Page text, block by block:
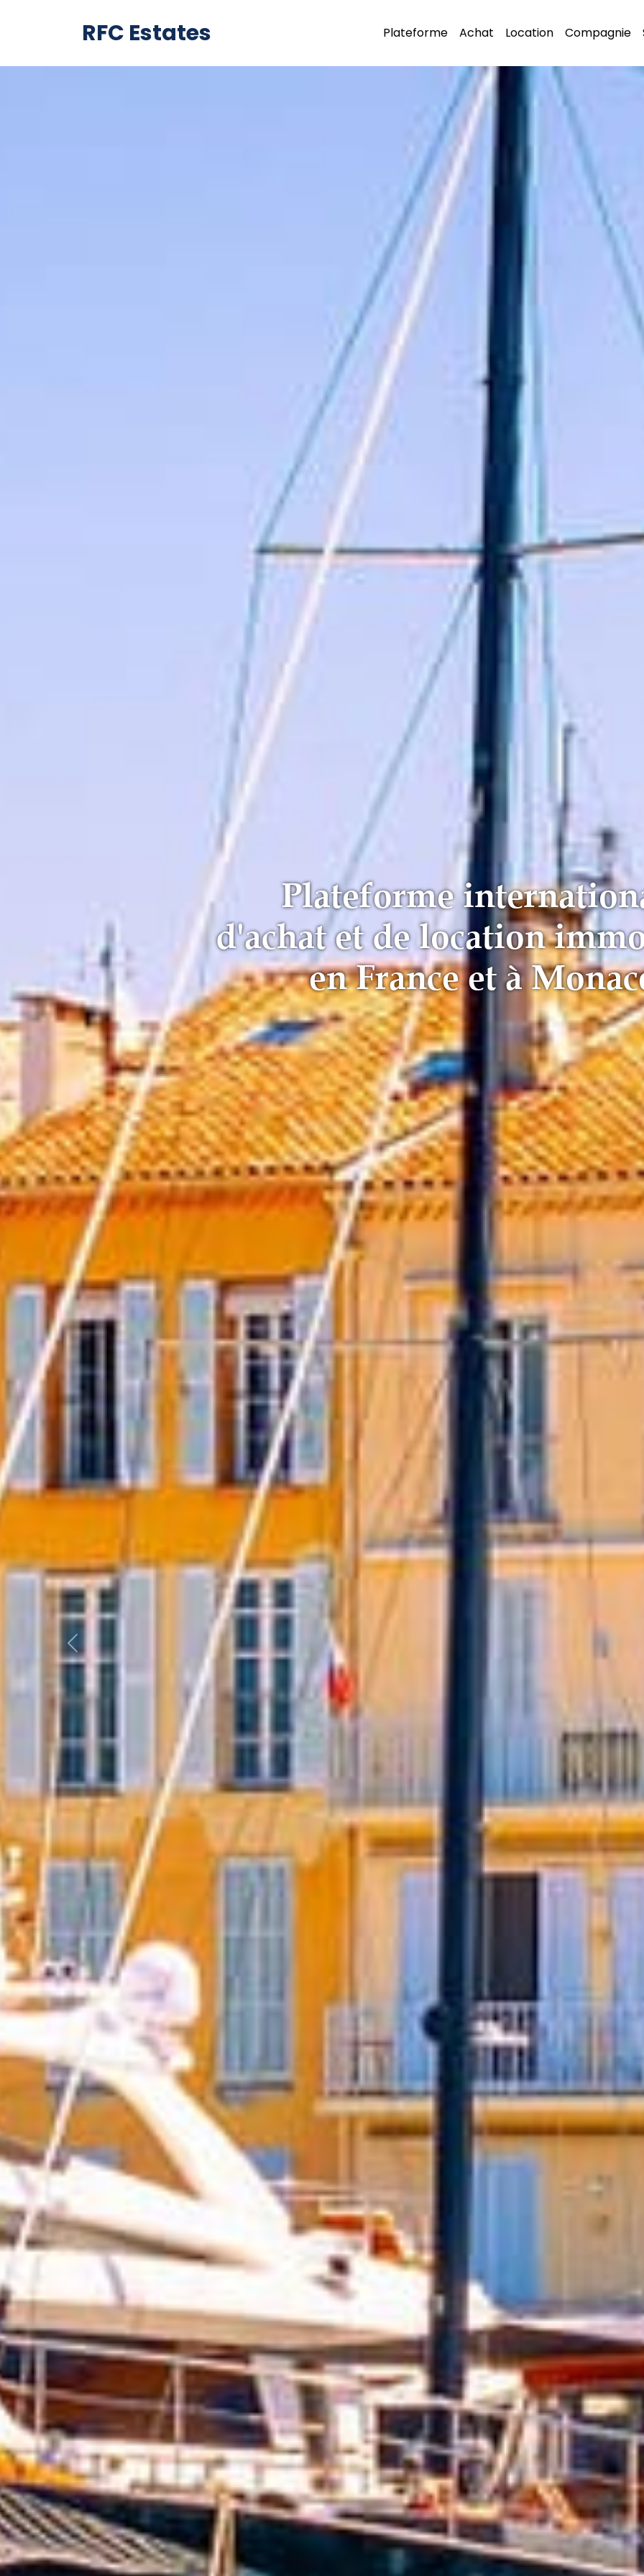
RFC Estates Plateforme Achat Location Compagnie
Plateforme
d'achat et de location
en France et à
Précédent